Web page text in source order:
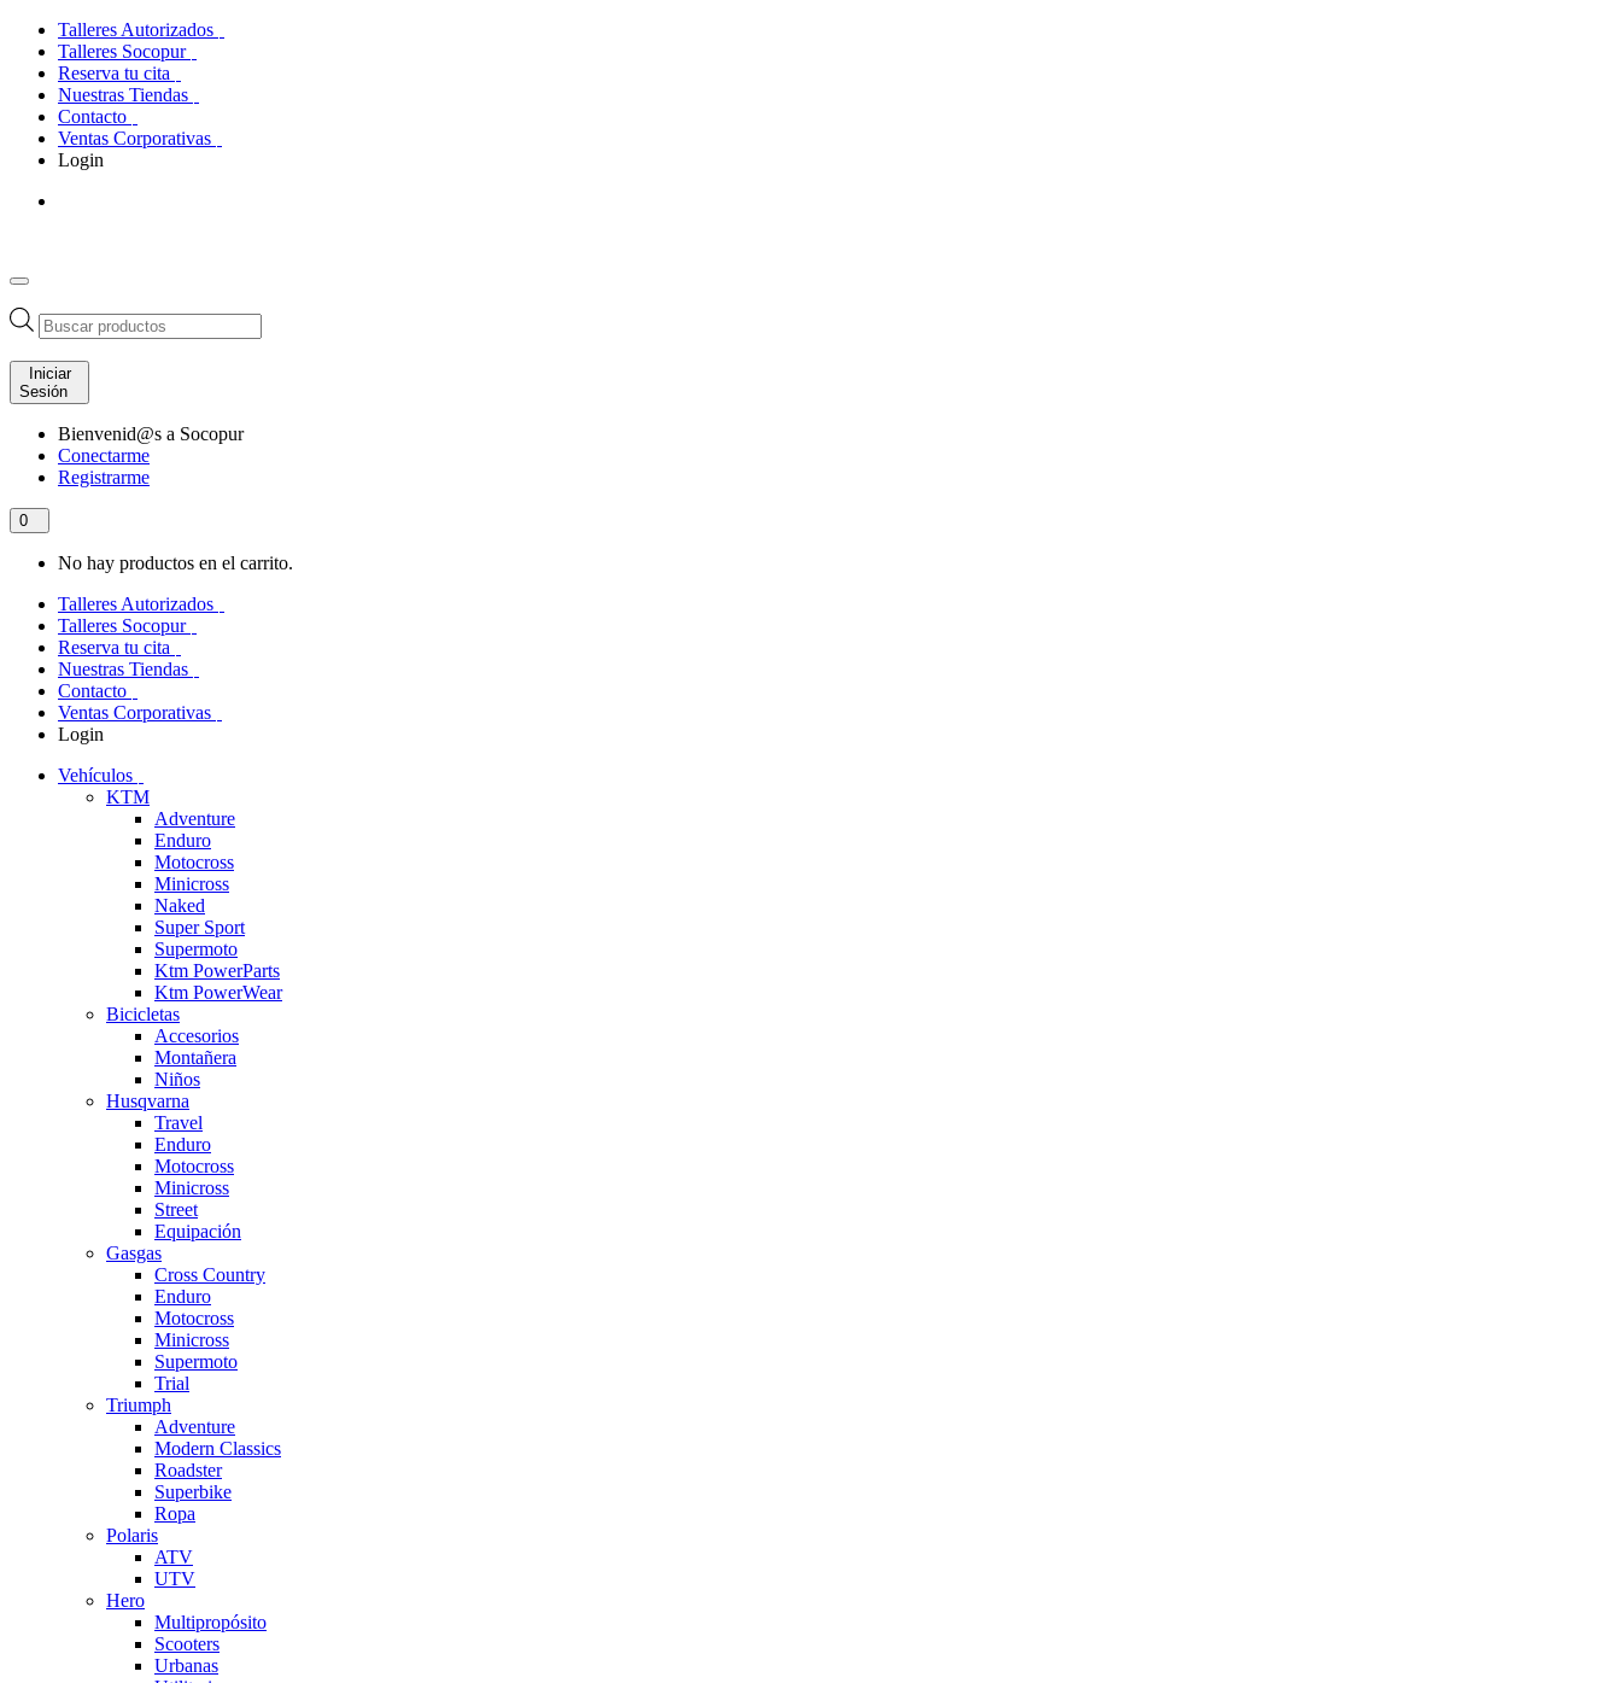
Talleres Autorizados
Talleres Socopur
Reserva tu cita
Nuestras Tiendas
Contacto
Ventas Corporativas
Login
Búsqueda
de
productos
Iniciar
Sesión
Bienvenid@s a Socopur
Conectarme
Registrarme
0
No hay productos en el carrito.
Talleres Autorizados
Talleres Socopur
Reserva tu cita
Nuestras Tiendas
Contacto
Ventas Corporativas
Login
Vehículos
KTM
Adventure
Enduro
Motocross
Minicross
Naked
Super Sport
Supermoto
Ktm PowerParts
Ktm PowerWear
Bicicletas
Accesorios
Montañera
Niños
Husqvarna
Travel
Enduro
Motocross
Minicross
Street
Equipación
Gasgas
Cross Country
Enduro
Motocross
Minicross
Supermoto
Trial
Triumph
Adventure
Modern Classics
Roadster
Superbike
Ropa
Polaris
ATV
UTV
Hero
Multipropósito
Scooters
Urbanas